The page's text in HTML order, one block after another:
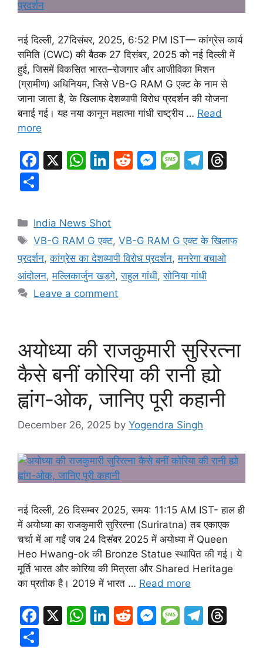
नई दिल्ली, 27दिसंबर, 2025, 6:52 PM IST— कांग्रेस कार्य
समिति (CWC) की बैठक 27 दिसंबर, 2025 को नई दिल्ली में
हुई, जिसमें विकसित भारत–रोजगार और आजीविका मिशन
(ग्रामीण) अधिनियम, जिसे VB-G RAM G एक्ट के नाम से
जाना जाता है, के खिलाफ देशव्यापी विरोध प्रदर्शन की योजना
बनाई गई। यह नया कानून महात्मा गांधी राष्ट्रीय … Read
more
F
e
b
o
o
k
X
W
s
A
p
p
Li
e
dI
n
R
t
M
e
n
g
M
a
g
e
T
a
m
d
ar
e
Categories
India News Shot
Tags
VB-G RAM G एक्ट,VB-G RAM G एक्ट के खिलाफ
प्रदर्शन,कांग्रेस का देशव्यापी विरोध प्रदर्शन,मनरेगा बचाओ
आंदोलन,मल्लिकार्जुन खड़गे,राहुल गांधी,सोनिया गांधी
Leave a comment
अयोध्या की राजकुमारी सुरिरत्ना
कैसे बनीं कोरिया की रानी ह्यो
ह्वांग-ओक, जानिए पूरी कहानी
December 26, 2025 by Yogendra Singh
नई दिल्ली, 26 दिसम्बर 2025, समय: 11:15 AM IST- हाल ही
में अयोध्या का राजकुमारी सुरिरत्ना (Suriratna) तब एकाएक
चर्चा में आ गईं जब 24 दिसंबर 2025 में अयोध्या में Queen
Heo Hwang-ok की Bronze Statue स्थापित की गई। ये
मूर्ति भारत और कोरिया की मित्रता और Shared Heritage
का प्रतीक है। 2019 में भारत … Read more
F
X
W Li R
M M T